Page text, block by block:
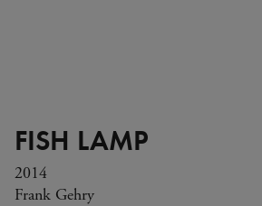
FISH LAMP
2014
Frank Gehry